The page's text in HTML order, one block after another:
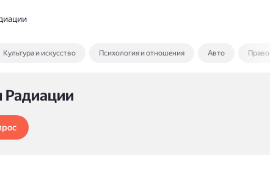
Культура и искусство Психология и отношения Авто Право
Радиации